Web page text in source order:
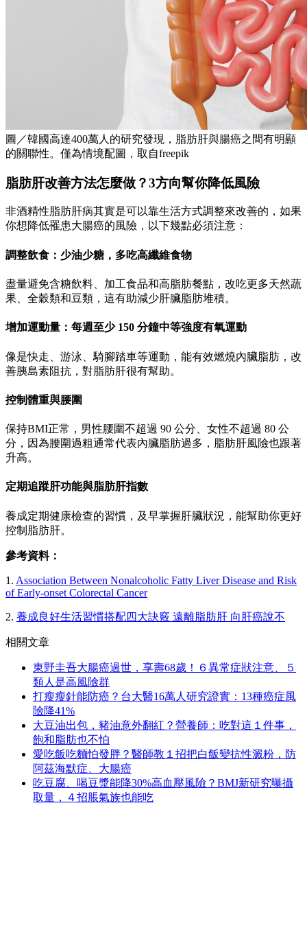
圖／韓國高達400萬人的研究發現，脂肪肝與腸癌之間有明顯
的關聯性。僅為情境配圖，取自freepik
脂肪肝改善方法怎麼做？3方向幫你降低風險
非酒精性脂肪肝病其實是可以靠生活方式調整來改善的，如果
你想降低罹患大腸癌的風險，以下幾點必須注意：
調整飲食：少油少糖，多吃高纖維食物
盡量避免含糖飲料、加工食品和高脂肪餐點，改吃更多天然蔬
果、全穀類和豆類，這有助減少肝臟脂肪堆積。
增加運動量：每週至少 150 分鐘中等強度有氧運動
像是快走、游泳、騎腳踏車等運動，能有效燃燒內臟脂肪，改
善胰島素阻抗，對脂肪肝很有幫助。
控制體重與腰圍
保持BMI正常，男性腰圍不超過 90 公分、女性不超過 80 公
分，因為腰圍過粗通常代表內臟脂肪過多，脂肪肝風險也跟著
升高。
定期追蹤肝功能與脂肪肝指數
養成定期健康檢查的習慣，及早掌握肝臟狀況，能幫助你更好
控制脂肪肝。
參考資料：
1. Association Between Nonalcoholic Fatty Liver Disease and Risk
of Early-onset Colorectal Cancer
2. 養成良好生活習慣搭配四大訣竅 遠離脂肪肝 向肝癌說不
相關文章
東野圭吾大腸癌過世，享壽68歲！６異常症狀注意、５
類人是高風險群
打瘦瘦針能防癌？台大醫16萬人研究證實：13種癌症風
險降41%
大豆油出包，豬油意外翻紅？營養師：吃對這１件事，
飽和脂肪也不怕
愛吃飯吃麵怕發胖？醫師教１招把白飯變抗性澱粉，防
阿茲海默症、大腸癌
吃豆腐、喝豆漿能降30%高血壓風險？BMJ新研究曝攝
取量，４招脹氣族也能吃